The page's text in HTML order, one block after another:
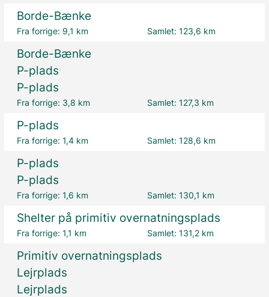
Borde-Bænke
Fra forrige: 9,1 km Samlet: 123,6 km
Borde-Bænke
P-plads
P-plads
Fra forrige: 3,8 km Samlet: 127,3 km
P-plads
Fra forrige:1,4 km Samlet: 128,6 km
P-plads
P-plads
Fra forrige:1,6 km Samlet: 130,1 km
Shelter på primitiv overnatningsplads
Fra forrige:1,1 km Samlet: 131,2 km
Primitiv overnatningsplads
Lejrplads
Lejrplads